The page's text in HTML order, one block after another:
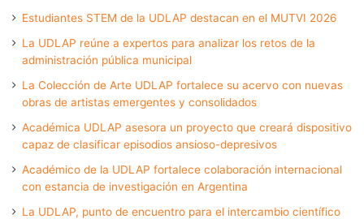
Estudiantes STEM de la UDLAP destacan en el MUTVI 2026
La UDLAP reúne a expertos para analizar los retos de la
administración pública municipal
La Colección de Arte UDLAP fortalece su acervo con nuevas
obras de artistas emergentes y consolidados
Académica UDLAP asesora un proyecto que creará dispositivo
capaz de clasificar episodios ansioso-depresivos
Académico de la UDLAP fortalece colaboración internacional
con estancia de investigación en Argentina
La UDLAP, punto de encuentro para el intercambio científico